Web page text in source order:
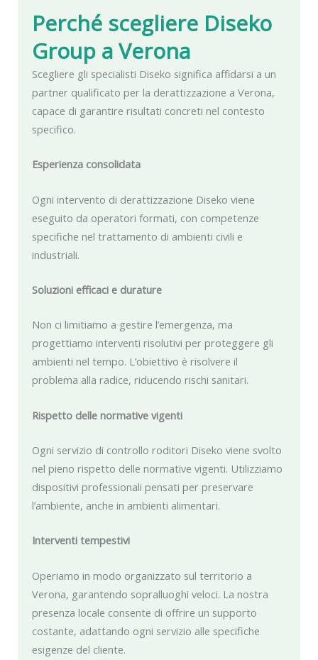
Perché scegliere Diseko
Group a Verona
Scegliere gli specialisti Diseko significa affidarsi a un
partner qualificato per la derattizzazione a Verona,
capace di garantire risultati concreti nel contesto
specifico.
Esperienza consolidata
Ogni intervento di derattizzazione Diseko viene
eseguito da operatori formati, con competenze
specifiche nel trattamento di ambienti civili e
industriali.
Soluzioni efficaci e durature
Non ci limitiamo a gestire l’emergenza, ma
progettiamo interventi risolutivi per proteggere gli
ambienti nel tempo. L’obiettivo è risolvere il
problema alla radice, riducendo rischi sanitari.
Rispetto delle normative vigenti
Ogni servizio di controllo roditori Diseko viene svolto
nel pieno rispetto delle normative vigenti. Utilizziamo
dispositivi professionali pensati per preservare
l’ambiente, anche in ambienti alimentari.
Interventi tempestivi
Operiamo in modo organizzato sul territorio a
Verona, garantendo sopralluoghi veloci. La nostra
presenza locale consente di offrire un supporto
costante, adattando ogni servizio alle specifiche
esigenze del cliente.